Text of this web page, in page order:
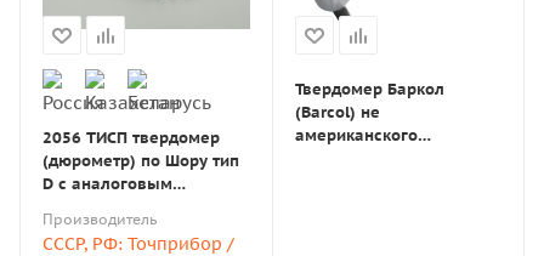
2056 ТИСП твердомер
(дюрометр) по Шору тип
D с аналоговым
Производитель
СССР, РФ: Точприбор /
Твердомер Баркол
(Barcol) не
американского